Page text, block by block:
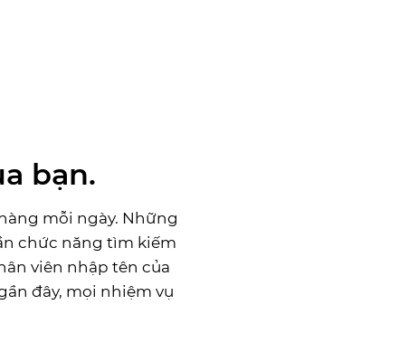
bạn.
mỗi ngày. Những
chức năng tìm kiếm
viên nhập tên của
đây, mọi nhiệm vụ